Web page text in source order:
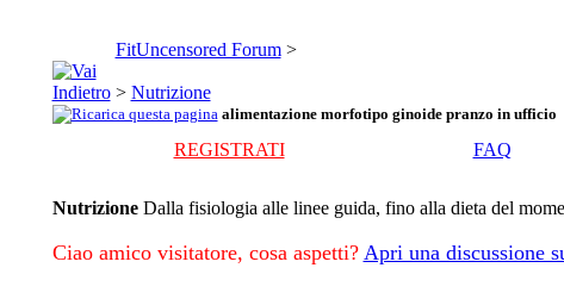
FitUncensored Forum >
> Nutrizione
alimentazione morfotipo ginoide pranzo in ufficio
REGISTRATI FAQ
Nutrizione Dalla fisiologia alle linee guida, fino alla dieta del
Ciao amico visitatore, cosa aspetti? Apri una discussione